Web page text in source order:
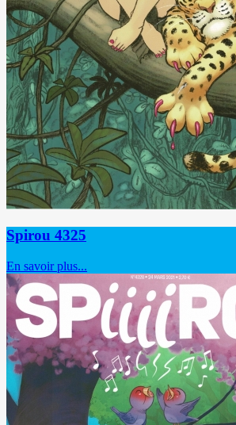
Spirou 4325
En savoir plus...